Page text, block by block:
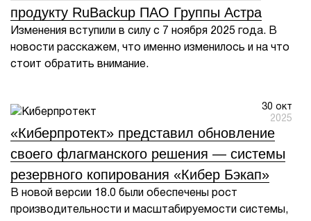
продукту RuBackup ПАО Группы Астра
Изменения вступили в силу с 7 ноября 2025 года. В
новости расскажем, что именно изменилось и на что
стоит обратить внимание.
30 окт
2025
«Киберпротект» представил обновление
своего флагманского решения — системы
резервного копирования «Кибер Бэкап»
В новой версии 18.0 были обеспечены рост
производительности и масштабируемости системы,